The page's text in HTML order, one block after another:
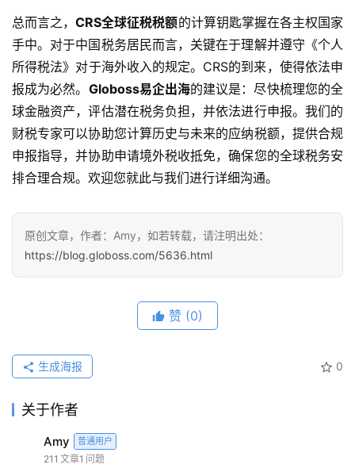
总而言之，​​CRS全球征税税额​​的计算钥匙掌握在各主权国家
手中。对于中国税务居民而言，关键在于理解并遵守《个人
所得税法》对于海外收入的规定。CRS的到来，使得依法申
报成为必然。​ ​Globoss易企出海​​的建议是：尽快梳理您的全
球金融资产，评估潜在税务负担，并依法进行申报。我们的
财税专家可以协助您计算历史与未来的应纳税额，提供合规
申报指导，并协助申请境外税收抵免，确保您的全球税务安
排合理合规。欢迎您就此与我们进行详细沟通。
原创文章，作者：Amy，如若转载，请注明出处：
https://blog.globoss.com/5636.html
赞 (0)
0
生成海报
关于作者
Amy 普通用户
211 文章1 问题